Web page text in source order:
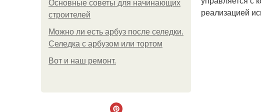
Основные советы для начинающих
строителей
Можно ли есть арбуз после селедки.
Селедка с арбузом или тортом
Boт и наш ремoнт.
реализацией